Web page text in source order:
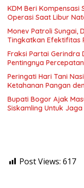
KDM Beri Kompensasi
Operasi Saat Libur
Monev Patroli Sungai,
Tingkatkan Efektifitas
Fraksi Partai Gerindra
Pentingnya
Peringati Hari Tani
Ketahanan Pangan
Bupati Bogor Ajak
Siskamling Untuk
Post Views: 617